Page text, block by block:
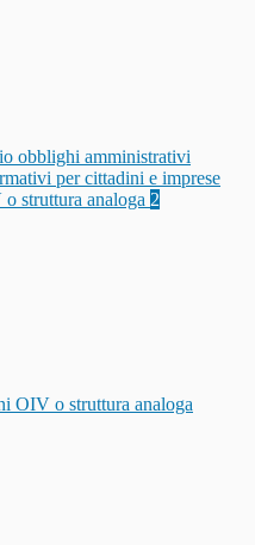
obblighi amministrativi
per cittadini e imprese
struttura analoga 2
OIV o struttura analoga